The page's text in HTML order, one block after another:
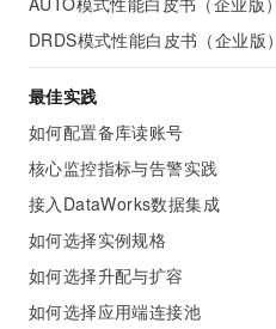
DRDS模式性能白皮书（企业版）
最佳实践
如何配置备库读账号
核心监控指标与告警实践
接入DataWorks数据集成
如何选择实例规格
如何选择升配与扩容
如何选择应用端连接池